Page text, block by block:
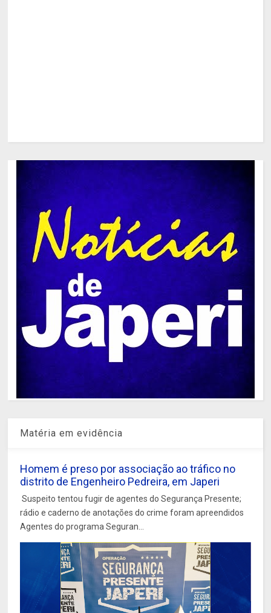
Matéria em evidência
Homem é preso por associação ao tráfico no
distrito de Engenheiro Pedreira, em Japeri
Suspeito tentou fugir de agentes do Segurança Presente;
rádio e caderno de anotações do crime foram apreendidos
Agentes do programa Seguran...